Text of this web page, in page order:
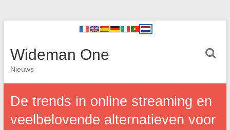
Wideman One
Nieuws
De trends in online streaming en
veelbelovende alternatieven voor